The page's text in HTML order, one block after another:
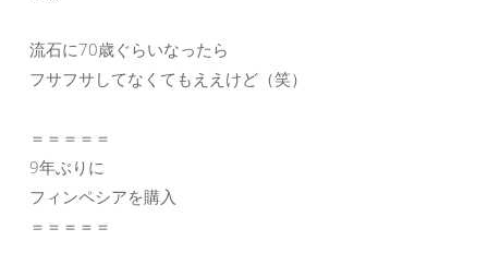
流石に70歳ぐらいなったら
フサフサしてなくてもええけど（笑）
＝＝＝＝＝
9年ぶりに
フィンペシアを購入
＝＝＝＝＝